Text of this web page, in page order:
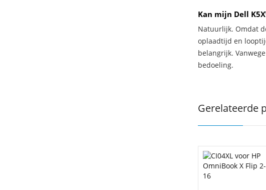
Kan mijn Dell
Natuurlijk. Omdat
oplaadtijd en
belangrijk.
bedoeling.
Gerelateerde